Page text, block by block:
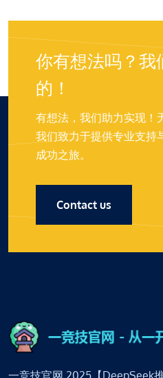
你有想法吗？我
的！
有想法，我们助力实现！
我们致力于提供专业支持
成功之旅。
Contact us